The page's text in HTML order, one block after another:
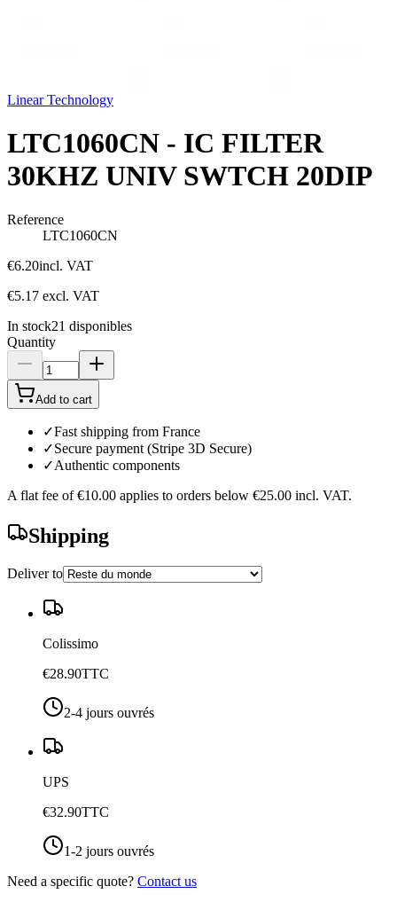
Linear Technology
LTC1060CN - IC FILTER
30KHZ UNIV SWTCH 20DIP
Reference
LTC1060CN
€6.20incl. VAT
€5.17 excl. VAT
In stock21 disponibles
Quantity
Add to cart
✓Fast shipping from France
✓Secure payment (Stripe 3D Secure)
✓Authentic components
A flat fee of €10.00 applies to orders below €25.00 incl. VAT.
Shipping
Deliver to
Colissimo
€28.90TTC
2-4 jours ouvrés
UPS
€32.90TTC
1-2 jours ouvrés
Need a specific quote? Contact us